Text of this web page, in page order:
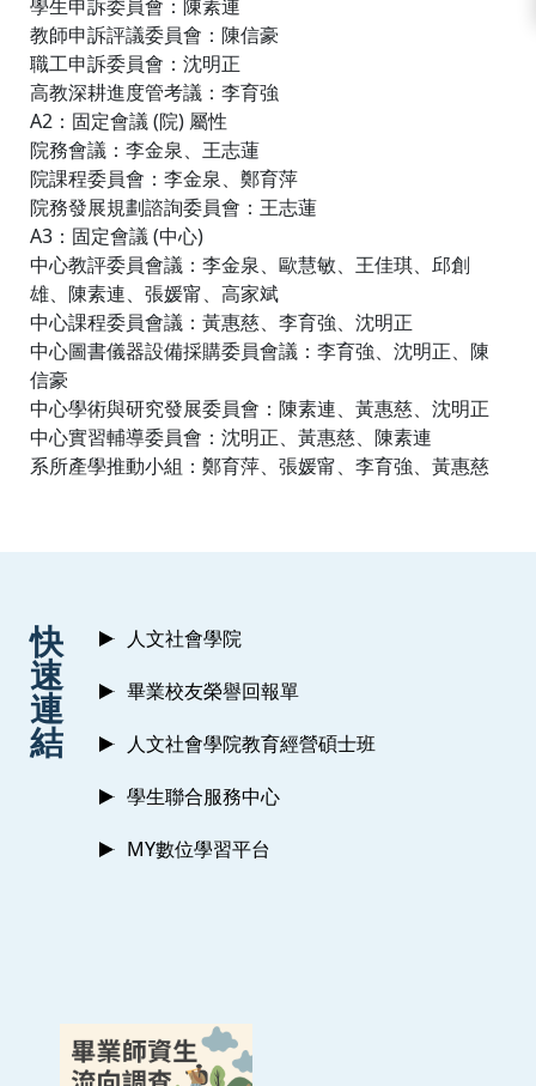
學生申訴委員會：陳素連
教師申訴評議委員會：陳信豪
職工申訴委員會：沈明正
高教深耕進度管考議：李育強
A2：固定會議 (院) 屬性
院務會議：李金泉、王志蓮
院課程委員會：李金泉、鄭育萍
院務發展規劃諮詢委員會：王志蓮
A3：固定會議 (中心)
中心教評委員會議：李金泉、歐慧敏、王佳琪、邱創
雄、陳素連、張媛甯、高家斌
中心課程委員會議：黃惠慈、李育強、沈明正
中心圖書儀器設備採購委員會議：李育強、沈明正、陳
信豪
中心學術與研究發展委員會：陳素連、黃惠慈、沈明正
中心實習輔導委員會：沈明正、黃惠慈、陳素連
系所產學推動小組：鄭育萍、張媛甯、李育強、黃惠慈
快
速
連
結
人文社會學院
畢業校友榮譽回報單
人文社會學院教育經營碩士班
學生聯合服務中心
MY數位學習平台